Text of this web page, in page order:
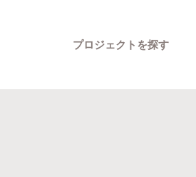
プロジェクトを探す